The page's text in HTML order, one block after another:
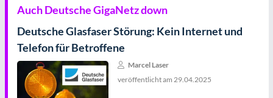
Auch Deutsche GigaNetz down
Deutsche Glasfaser Störung: Kein Internet und
Telefon für Betroffene
Marcel Laser
veröffentlicht am 29.04.2025